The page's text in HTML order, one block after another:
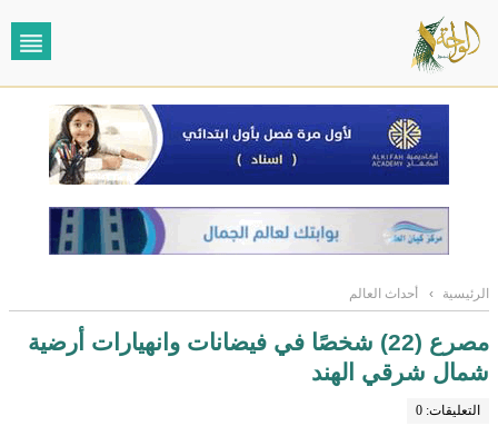
الرئيسية › أحداث العالم
مصرع (22) شخصًا في فيضانات وانهيارات أرضية
شمال شرقي الهند
التعليقات: 0